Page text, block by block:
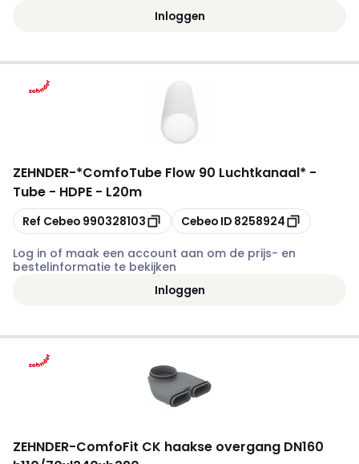
Inloggen
ZEHNDER-*ComfoTube Flow 90 Luchtkanaal* -
Tube - HDPE - L20m
Kopiëren
Ref Cebeo 990328103 Kopiëren
Cebeo ID 8258924
Log in of maak een account aan om de prijs- en
bestelinformatie te bekijken
Inloggen
ZEHNDER-ComfoFit CK haakse overgang DN160